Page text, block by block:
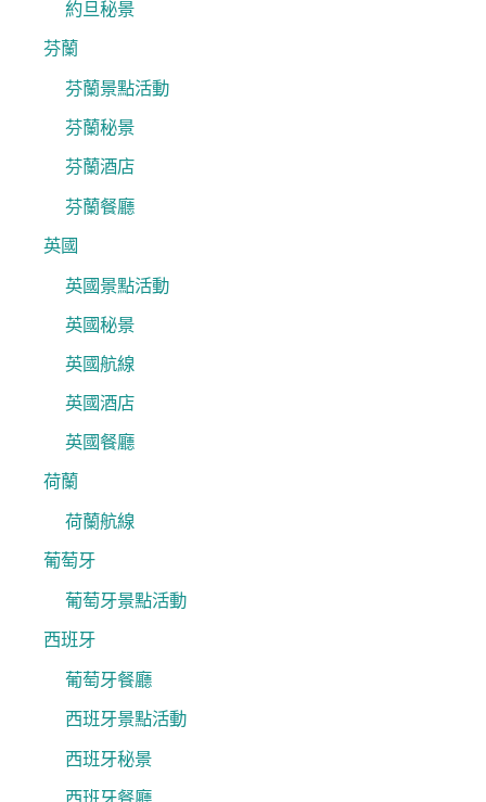
約旦秘景
芬蘭
芬蘭景點活動
芬蘭秘景
芬蘭酒店
芬蘭餐廳
英國
英國景點活動
英國秘景
英國航線
英國酒店
英國餐廳
荷蘭
荷蘭航線
葡萄牙
葡萄牙景點活動
西班牙
葡萄牙餐廳
西班牙景點活動
西班牙秘景
西班牙餐廳